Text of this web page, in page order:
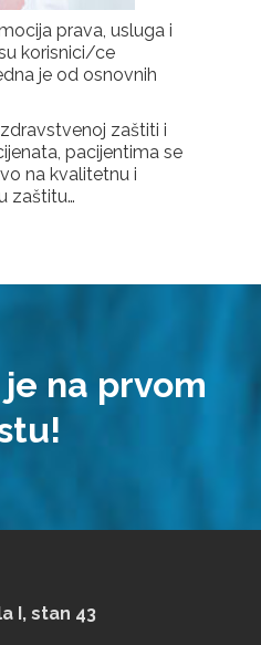
prava, usluga i
korisnici/ce
je od osnovnih
zaštiti i
pacijentima se
na kvalitetnu i
zaštitu…
na prvom
I, stan 43